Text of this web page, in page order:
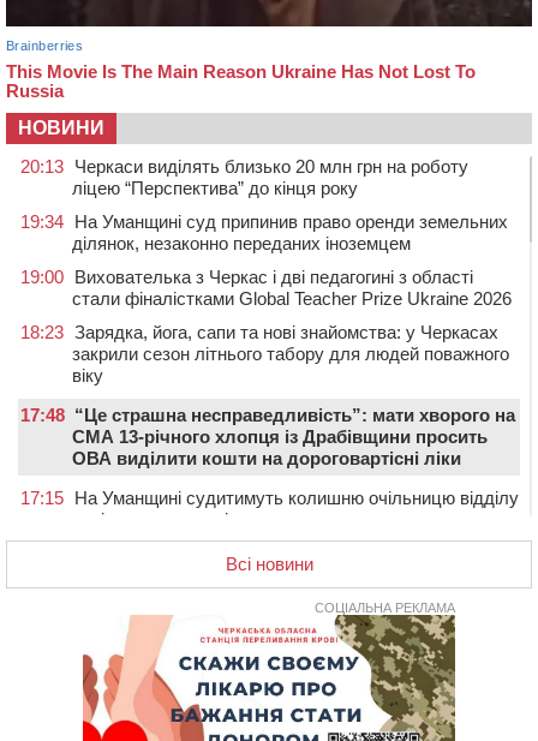
НОВИНИ
20:13 Черкаси виділять близько 20 млн грн на роботу
ліцею “Перспектива” до кінця року
19:34 На Уманщині суд припинив право оренди земельних
ділянок, незаконно переданих іноземцем
19:00 Вихователька з Черкас і дві педагогині з області
стали фіналістками Global Teacher Prize Ukraine 2026
18:23 Зарядка, йога, сапи та нові знайомства: у Черкасах
закрили сезон літнього табору для людей поважного
віку
17:48 “Це страшна несправедливість”: мати хворого на
СМА 13-річного хлопця із Драбівщини просить
ОВА виділити кошти на дороговартісні ліки
17:15 На Уманщині судитимуть колишню очільницю відділу
освіти через закупівлю електрики за завищеною
ціною
До 1 вересня у Черкасах оновлюють дорожню
розмітку біля навчальних закладів (ФОТОФАКТ)
На честь загиблого захисника і чемпіона світу в
Черкасах відкрили спортивно-реабілітаційний центр
Всі новини
СОЦІАЛЬНА РЕКЛАМА